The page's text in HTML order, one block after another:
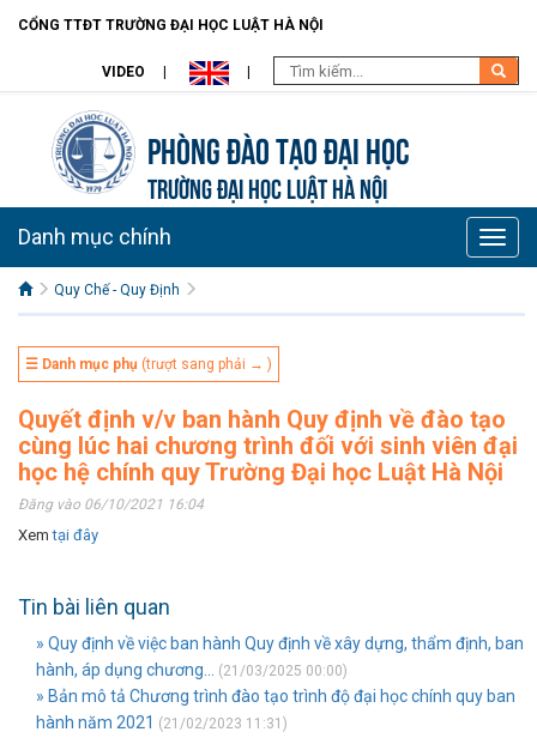
CỔNG TTĐT TRƯỜNG ĐẠI HỌC LUẬT HÀ NỘI
VIDEO
Phòng Đào Tạo đại học
TRƯỜNG ĐẠI HỌC LUẬT HÀ NỘI
Toggle
Danh mục chính
Quy Chế - Quy Định
☰ Danh mục phụ (trượt sang phải → )
Quyết định v/v ban hành Quy định về đào tạo
cùng lúc hai chương trình đối với sinh viên đại
học hệ chính quy Trường Đại học Luật Hà Nội
Đăng vào 06/10/2021 16:04
Xemtại đây
Tin bài liên quan
» Quy định về việc ban hành Quy định về xây dựng, thẩm định, ban
hành, áp dụng chương...
(21/03/2025 00:00)
» Bản mô tả Chương trình đào tạo trình độ đại học chính quy ban
hành năm 2021 (21/02/2023 11:31)